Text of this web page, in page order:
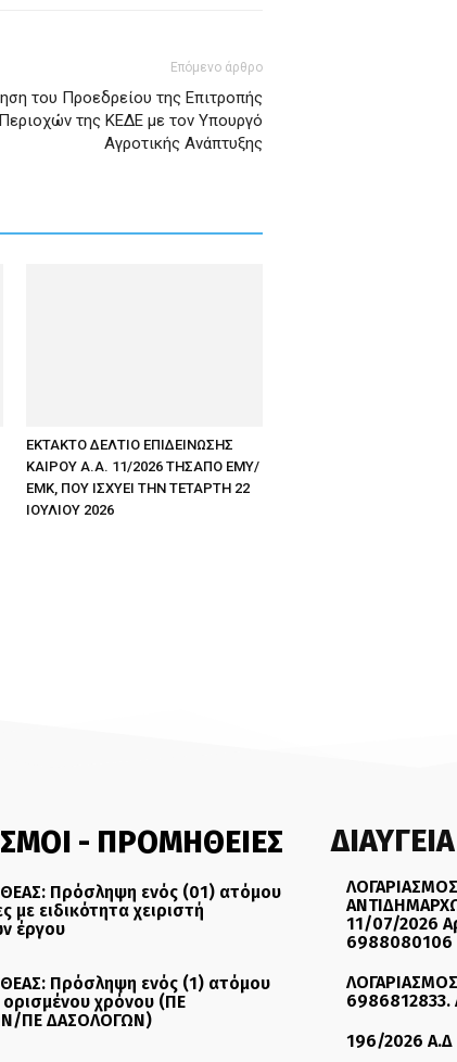
Επόμενο άρθρο
του Προεδρείου της Επιτροπής
της ΚΕΔΕ με τον Υπουργό
Αγροτικής Ανάπτυξης
ΕΚΤΑΚΤΟ ΔΕΛΤΙΟ ΕΠΙΔΕΙΝΩΣΗΣ
ΚΑΙΡΟΥ Α.Α. 11/2026 ΤΗΣΑΠΟ ΕΜΥ/
ΕΜΚ, ΠΟΥ ΙΣΧΥΕΙ ΤΗΝ ΤΕΤΑΡΤΗ 22
ΙΟΥΛΙΟΥ 2026
- ΠΡΟΜΗΘΕΙΕΣ
Πρόσληψη ενός (01) ατόμου
με ειδικότητα χειριστή
έργου
Πρόσληψη ενός (1) ατόμου
χρόνου (ΠΕ
ΠΕ ΔΑΣΟΛΟΓΩΝ)
ΔΙΑΥΓΕΙΑ
11/07/2026
6988080106
196/2026 Α.Δ